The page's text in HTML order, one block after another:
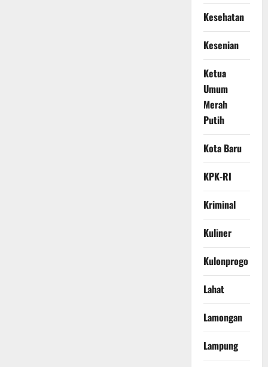
Kesehatan
Kesenian
Ketua
Umum
Merah
Putih
Kota Baru
KPK-RI
Kriminal
Kuliner
Kulonprogo
Lahat
Lamongan
Lampung